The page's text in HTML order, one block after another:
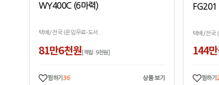
WY400C (6마력)
택배/전국 (운임무료-도서..
81만6천원[적립: 9천원]
찜하기 36 상품 보기
FG201
택배/전국
144
찜하기